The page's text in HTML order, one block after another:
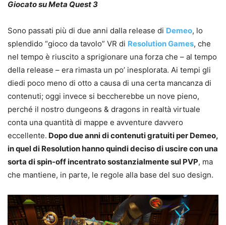
Giocato su Meta Quest 3
Sono passati più di due anni dalla release di Demeo, lo
splendido “gioco da tavolo” VR di Resolution Games, che
nel tempo è riuscito a sprigionare una forza che – al tempo
della release – era rimasta un po’ inesplorata. Ai tempi gli
diedi poco meno di otto a causa di una certa mancanza di
contenuti; oggi invece si beccherebbe un nove pieno,
perché il nostro dungeons & dragons in realtà virtuale
conta una quantità di mappe e avventure davvero
eccellente. Dopo due anni di contenuti gratuiti per Demeo,
in quel di Resolution hanno quindi deciso di uscire con una
sorta di spin-off incentrato sostanzialmente sul PVP, ma
che mantiene, in parte, le regole alla base del suo design.